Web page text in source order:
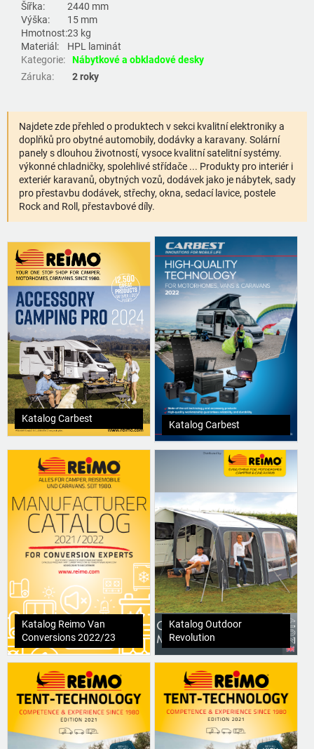
Šířka:
2440 mm
Výška:
15 mm
Hmotnost:23 kg
Materiál:
HPL laminát
Kategorie:
Nábytkové a obkladové desky
Záruka: 2 roky
Najdete zde přehled o produktech v sekci kvalitní elektroniky a
doplňků pro obytné automobily, dodávky a karavany. Solární
panely s dlouhou životností, vysoce kvalitní satelitní systémy.
výkonné chladničky, spolehlivé střídače ... Produkty pro interiér i
exteriér karavanů, obytných vozů, dodávek jako je nábytek, sady
pro přestavbu dodávek, střechy, okna, sedací lavice, postele
Rock and Roll, přestavbové díly.
Katalog Carbest
Katalog Carbest
Katalog Reimo Van
Conversions 2022/23
Katalog Outdoor
Revolution